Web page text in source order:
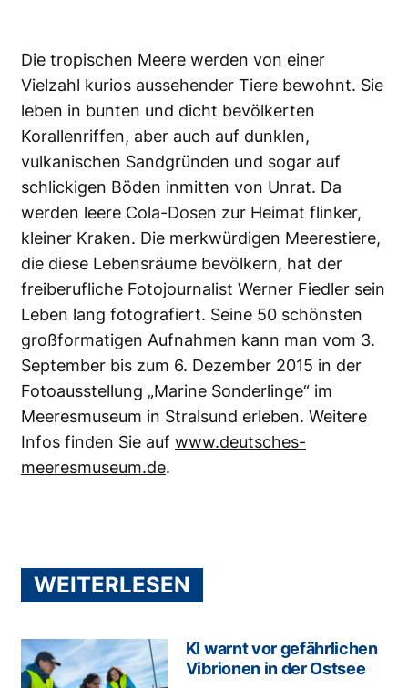
Die tropischen Meere werden von einer
Vielzahl kurios aussehender Tiere bewohnt. Sie
leben in bunten und dicht bevölkerten
Korallenriffen, aber auch auf dunklen,
vulkanischen Sandgründen und sogar auf
schlickigen Böden inmitten von Unrat. Da
werden leere Cola-Dosen zur Heimat flinker,
kleiner Kraken. Die merkwürdigen Meerestiere,
die diese Lebensräume bevölkern, hat der
freiberufliche Fotojournalist Werner Fiedler sein
Leben lang fotografiert. Seine 50 schönsten
großformatigen Aufnahmen kann man vom 3.
September bis zum 6. Dezember 2015 in der
Fotoausstellung „Marine Sonderlinge“ im
Meeresmuseum in Stralsund erleben. Weitere
Infos finden Sie auf www.deutsches-
meeresmuseum.de.
WEITERLESEN
KI warnt vor gefährlichen
Vibrionen in der Ostsee